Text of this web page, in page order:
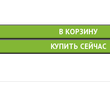
В КОРЗИНУ
КУПИТЬ СЕЙЧАС